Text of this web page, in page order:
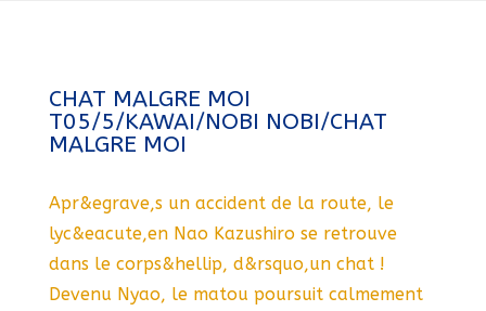
CHAT MALGRE MOI
T05/5/KAWAI/NOBI NOBI/CHAT
MALGRE MOI
Apr&egrave,s un accident de la route, le
lyc&eacute,en Nao Kazushiro se retrouve
dans le corps&hellip, d&rsquo,un chat !
Devenu Nyao, le matou poursuit calmement